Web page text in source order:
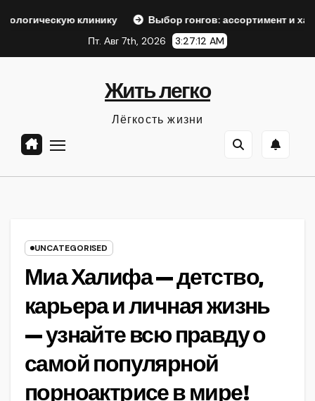
клинику
Выбор гонгов: ассортимент и
Пт. Авг 7th, 2026
3:27:13 AM
Жить легко
Лёгкость жизни
UNCATEGORISED
Миа Халифа — детство,
карьера и личная жизнь
— узнайте всю правду о
самой популярной
порноактрисе в мире!